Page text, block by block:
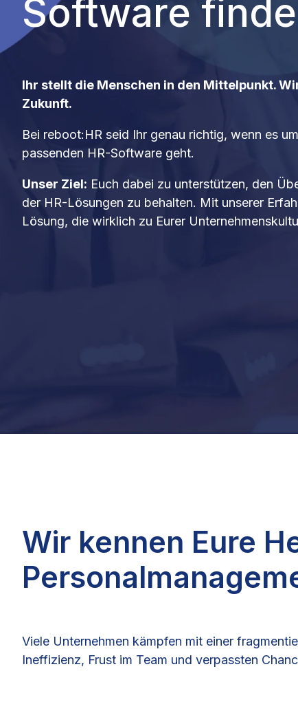
Software
Ihr stellt die Menschen in den Mittelpunkt.
Zukunft.
Bei reboot:HR seid Ihr genau richtig, wenn es
passenden HR-Software geht.
Unser Ziel: Euch dabei zu unterstützen, den
der HR-Lösungen zu behalten. Mit unserer
Lösung, die wirklich zu Eurer
Wir kennen Eure
Viele Unternehmen kämpfen mit einer
Ineffizienz, Frust im Team und verpassten